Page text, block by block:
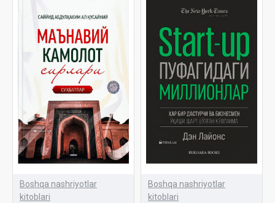
Boshqa nashriyotlar
kitoblari
Boshqa nashriyotlar
kitoblari